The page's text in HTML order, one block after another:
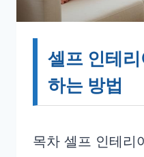
셀프 인테
하는 방법
목차 셀프 인테리